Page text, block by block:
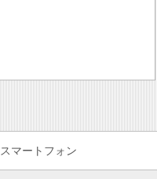
スマートフォン